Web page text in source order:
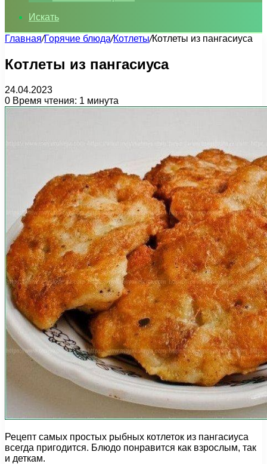
Искать
Главная/Горячие блюда/Котлеты/Котлеты из пангасиуса
Котлеты из пангасиуса
24.04.2023
0 Время чтения: 1 минута
Рецепт самых простых рыбных котлеток из пангасиуса
всегда пригодится. Блюдо понравится как взрослым, так
и деткам.